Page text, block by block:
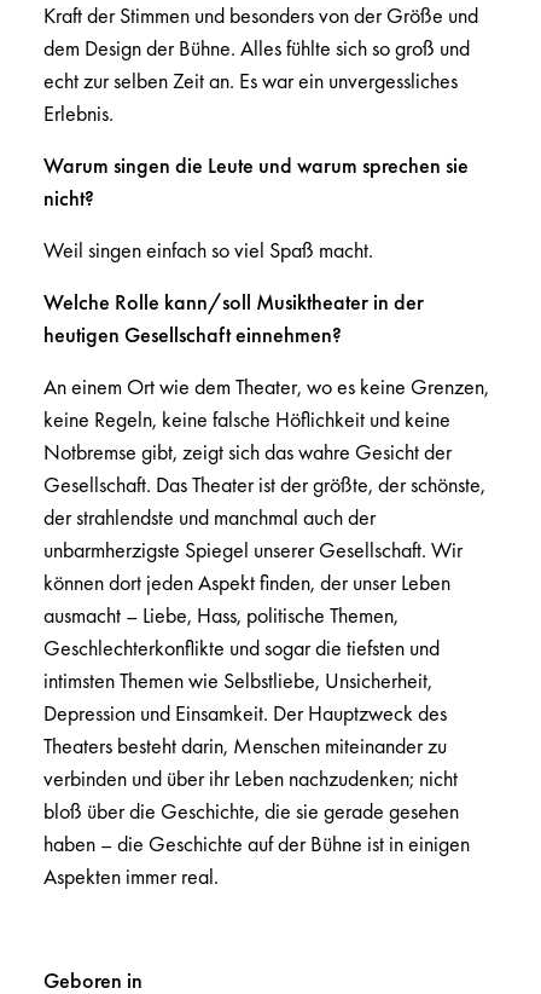
Kraft der Stimmen und besonders von der Größe und
dem Design der Bühne. Alles fühlte sich so groß und
echt zur selben Zeit an. Es war ein unvergessliches
Erlebnis.
Warum singen die Leute und warum sprechen sie
nicht?
Weil singen einfach so viel Spaß macht.
Welche Rolle kann/soll Musiktheater in der
heutigen Gesellschaft einnehmen?
An einem Ort wie dem Theater, wo es keine Grenzen,
keine Regeln, keine falsche Höflichkeit und keine
Notbremse gibt, zeigt sich das wahre Gesicht der
Gesellschaft. Das Theater ist der größte, der schönste,
der strahlendste und manchmal auch der
unbarmherzigste Spiegel unserer Gesellschaft. Wir
können dort jeden Aspekt finden, der unser Leben
ausmacht – Liebe, Hass, politische Themen,
Geschlechterkonflikte und sogar die tiefsten und
intimsten Themen wie Selbstliebe, Unsicherheit,
Depression und Einsamkeit. Der Hauptzweck des
Theaters besteht darin, Menschen miteinander zu
verbinden und über ihr Leben nachzudenken; nicht
bloß über die Geschichte, die sie gerade gesehen
haben – die Geschichte auf der Bühne ist in einigen
Aspekten immer real.
Geboren in